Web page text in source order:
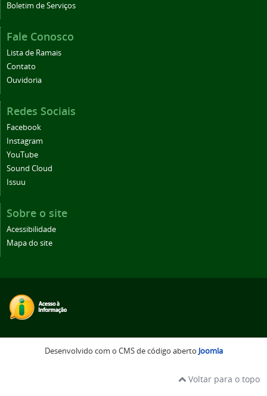
Boletim de Serviços
Fale Conosco
Lista de Ramais
Contato
Ouvidoria
Redes Sociais
Facebook
Instagram
YouTube
Sound Cloud
Issuu
Sobre o site
Acessibilidade
Mapa do site
Desenvolvido com o CMS de código aberto Joomla
Voltar para o topo